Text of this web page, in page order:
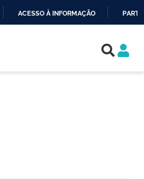
ACESSO À INFORMAÇÃO